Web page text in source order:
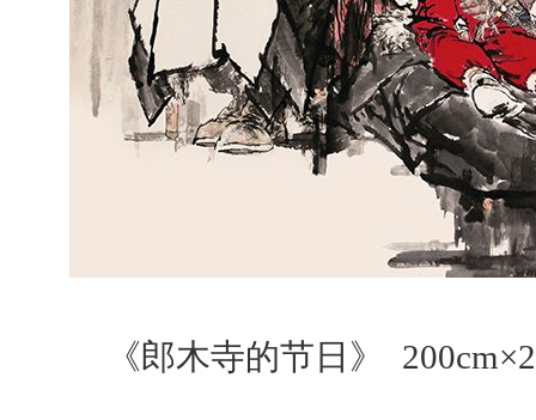
《郎木寺的节日》